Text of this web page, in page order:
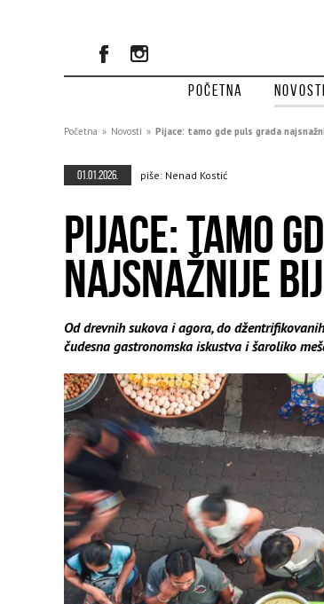
Početna Novosti
Početna » Novosti » Pijace: tamo gde puls grada
01.01.2026. piše: Nenad Kostić
PIJACE: TAMO
NAJSNAŽNIJE
Od drevnih sukova i agora, do
čudesna gastronomska iskustva i šaroliko